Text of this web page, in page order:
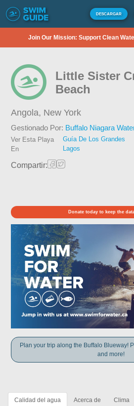
DESCARGAR
Join Our Mission: Support Clean
Little Sister
Beach
Angola, New York
Gestionado Por: Buffalo Niagara
Ver Esta Playa
En
Guía De Los Grandes
Lagos
Compartir:
Donate today to keep the
Plan your trip along the Buffalo Blueway!
and more!
Calidad del agua Acerca de Clima